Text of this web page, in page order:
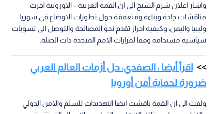
واشار اعلان شرم الشيخ الى ان القمة العربية – الاوروبية اجرت
مناقشات جادة وبناءة ومتعمقة حول تطورات الاوضاع في سوريا
وليبيا واليمن، وكيفية احراز تقدم نحو المصالحة والتوصل الى تسويات
سياسية مستدامة وفقا لقرارات الامم المتحدة ذات الصلة.
اقرأ أيضا : الصفدي: حل أزمات العالم العربي
ضرورة لحماية أمن أوروبا
ولفت الى ان القمة ناقشت ايضا التهديدات للسلم والامن الدولي